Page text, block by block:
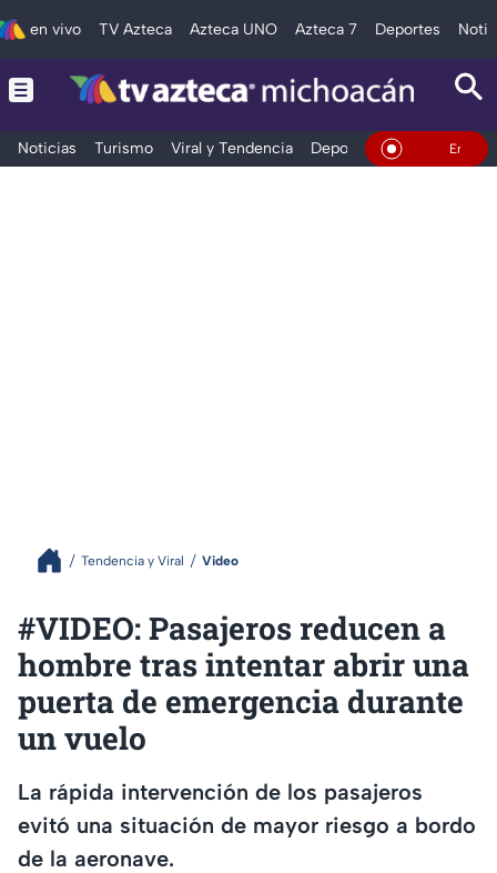
en vivo TV Azteca Azteca UNO Azteca 7 Deportes
Noticias Turismo Viral y Tendencia Deportes Espectáculos
En Vivo
Tendencia y Viral Video
#VIDEO: Pasajeros reducen a
hombre tras intentar abrir una
puerta de emergencia durante
un vuelo
La rápida intervención de los pasajeros
evitó una situación de mayor riesgo a bordo
de la aeronave.